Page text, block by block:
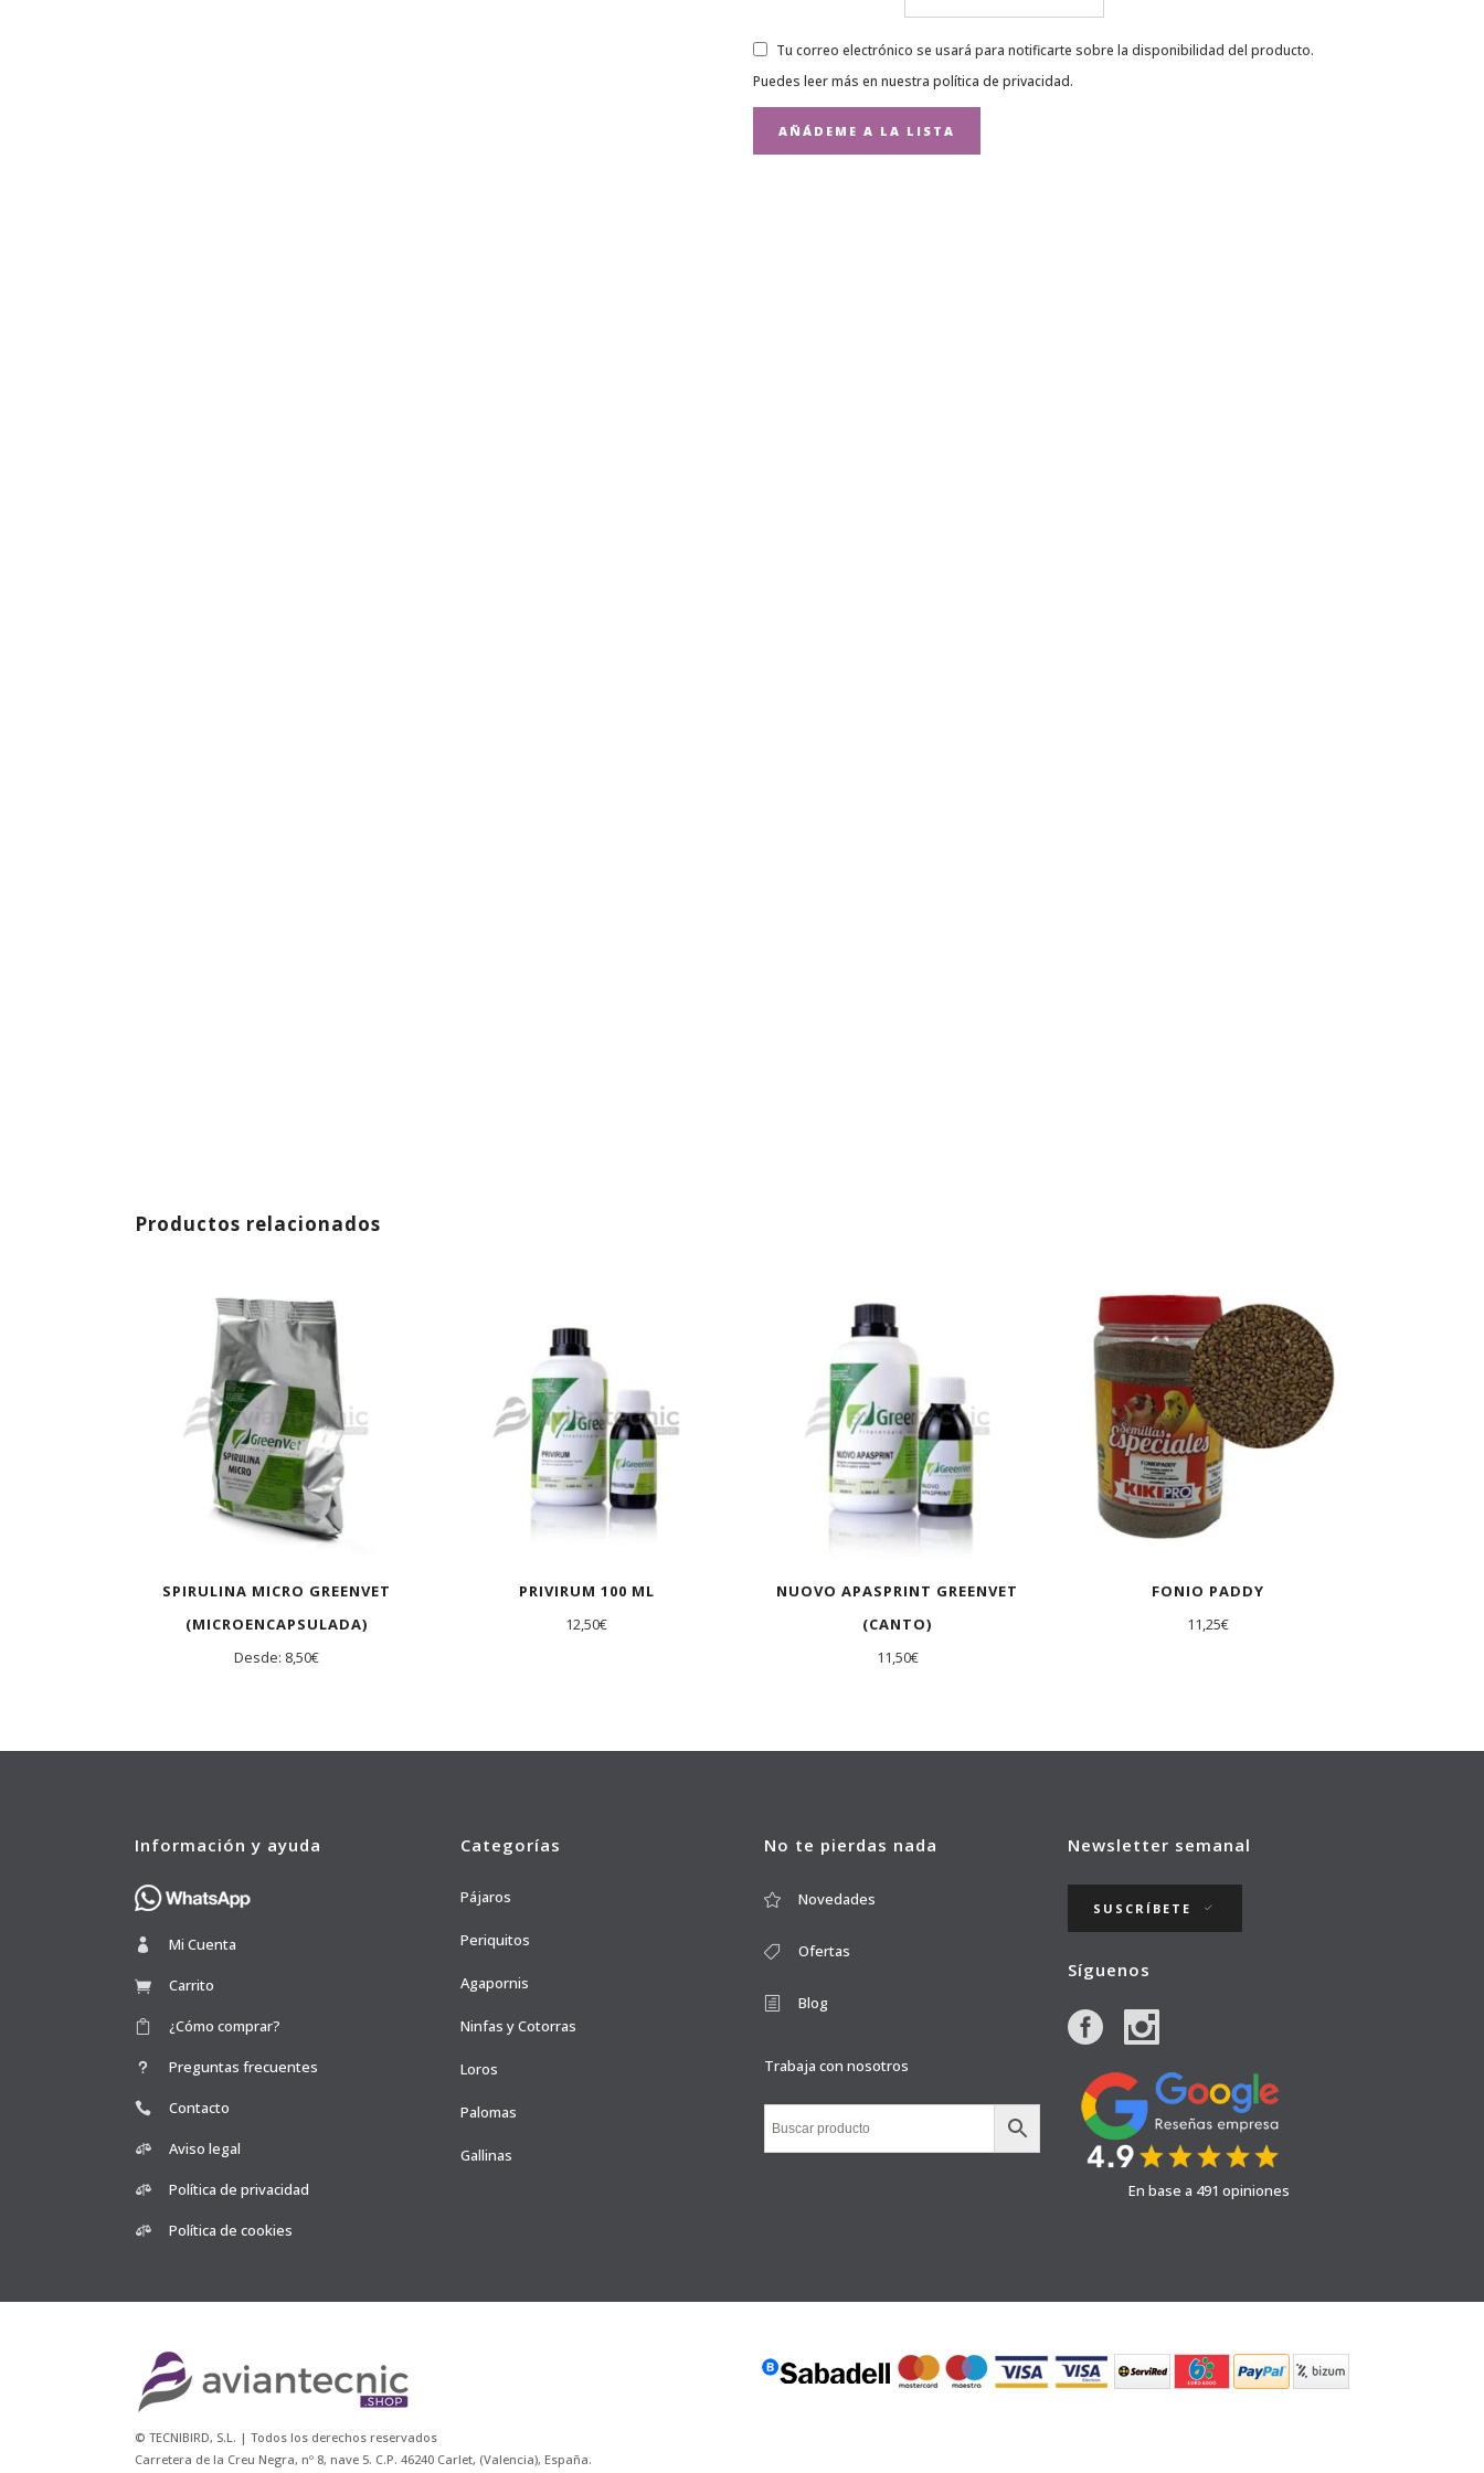
Tu correo electrónico se usará para notificarte sobre la disponibilidad del producto.
Puedes leer más en nuestra política de privacidad.
Productos relacionados
SPIRULINA MICRO GREENVET
(MICROENCAPSULADA)
Desde: 8,50€
PRIVIRUM 100 ML
12,50€
NUOVO APASPRINT GREENVET
(CANTO)
11,50€
FONIO PADDY
11,25€
Información y ayuda
Mi Cuenta
Carrito
¿Cómo comprar?
Preguntas frecuentes
Contacto
Aviso legal
Política de privacidad
Política de cookies
Categorías
Pájaros
Periquitos
Agapornis
Ninfas y Cotorras
Loros
Palomas
Gallinas
No te pierdas nada
Novedades
Ofertas
Blog
Trabaja con nosotros
Newsletter semanal
SUSCRÍBETE
Síguenos
En base a 491 opiniones
© TECNIBIRD, S.L. | Todos los derechos reservados
Carretera de la Creu Negra, nº 8, nave 5. C.P. 46240 Carlet, (Valencia), España.